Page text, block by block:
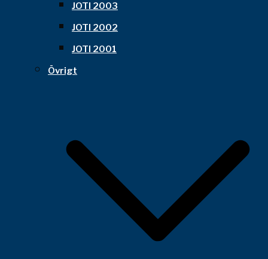
JOTI 2003
JOTI 2002
JOTI 2001
Övrigt